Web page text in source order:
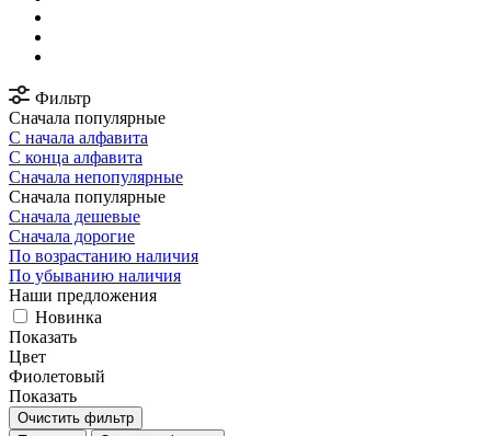
Фильтр
Сначала популярные
С начала алфавита
С конца алфавита
Сначала непопулярные
Сначала популярные
Сначала дешевые
Сначала дорогие
По возрастанию наличия
По убыванию наличия
Наши предложения
Новинка
Показать
Цвет
Фиолетовый
Показать
Очистить фильтр